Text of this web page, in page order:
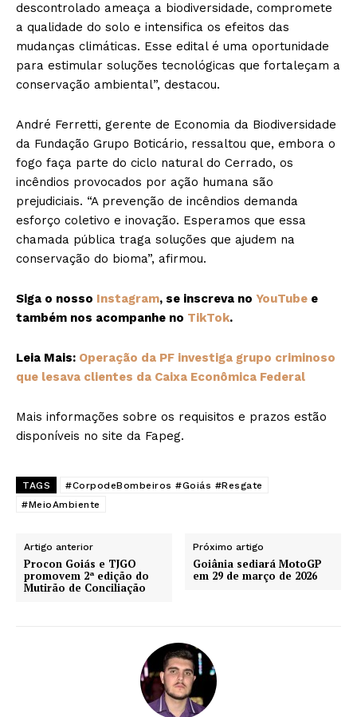
descontrolado ameaça a biodiversidade, compromete
a qualidade do solo e intensifica os efeitos das
mudanças climáticas. Esse edital é uma oportunidade
para estimular soluções tecnológicas que fortaleçam a
conservação ambiental”, destacou.
André Ferretti, gerente de Economia da Biodiversidade
da Fundação Grupo Boticário, ressaltou que, embora o
fogo faça parte do ciclo natural do Cerrado, os
incêndios provocados por ação humana são
prejudiciais. “A prevenção de incêndios demanda
esforço coletivo e inovação. Esperamos que essa
chamada pública traga soluções que ajudem na
conservação do bioma”, afirmou.
Siga o nosso Instagram, se inscreva no YouTube e
também nos acompanhe no TikTok.
Leia Mais: Operação da PF investiga grupo criminoso
que lesava clientes da Caixa Econômica Federal
Mais informações sobre os requisitos e prazos estão
disponíveis no site da Fapeg.
TAGS
#CorpodeBombeiros #Goiás #Resgate
#MeioAmbiente
Artigo anterior
Procon Goiás e TJGO
promovem 2ª edição do
Mutirão de Conciliação
Próximo artigo
Goiânia sediará MotoGP
em 29 de março de 2026